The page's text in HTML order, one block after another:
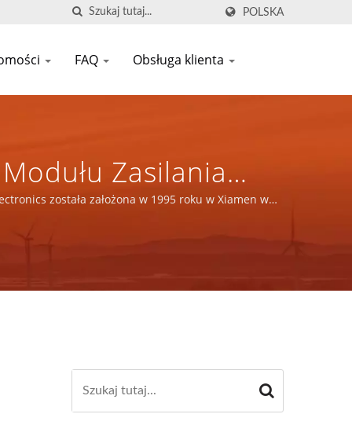
POLSKA
FAQ Obsługa klienta
Zasilania
/ Ponad 32 Lata
| YUAN DEAN
została założona w 1995 roku w Xiamen w